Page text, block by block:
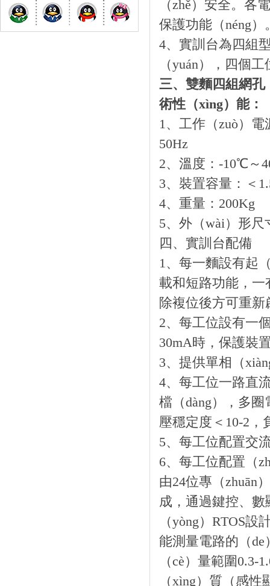
（zhě）安全。各
保護功能（néng）
4、實訓台為四組
（yuán），四個
三、雙麵四組網孔
術性（xìng）能：
1、工作（zuò）
50Hz
2、溫度：-10℃～
3、裝置容量：＜
4、重量：200Kg
5、外（wài）形尺
四、實訓台配備
1、每一麵設有起
載和短路功能，一
除複位後方可重
2、每工位設有一
30mA時，保護
3、提供單相（
4、每工位一路直
檔（dàng），多
壓穩定度＜10-2，
5、每工位配置交
6、每工位配置（
由24位專（zhuān
成，通過鍵控、
（yòng）RTOS
能測量電路的（
（cè）量範圍
（xìng）質（感